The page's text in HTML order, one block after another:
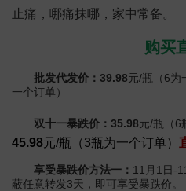
止痛，哪痛抹哪，家中常备。
购买
批发代发价：39.98元/瓶（6为
一个订单）
双十一暴跌价：35.98元/瓶（6
45.98元/瓶（3瓶为一个订单）
享受暴跌价方法一： 11月1日-
蔽任意转发3天，即可享受暴跌价。